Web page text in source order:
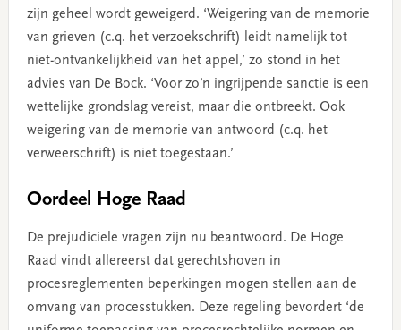
zijn geheel wordt geweigerd. ‘Weigering van de memorie
van grieven (c.q. het verzoekschrift) leidt namelijk tot
niet-ontvankelijkheid van het appel,’ zo stond in het
advies van De Bock. ‘Voor zo’n ingrijpende sanctie is een
wettelijke grondslag vereist, maar die ontbreekt. Ook
weigering van de memorie van antwoord (c.q. het
verweerschrift) is niet toegestaan.’
Oordeel Hoge Raad
De prejudiciële vragen zijn nu beantwoord. De Hoge
Raad vindt allereerst dat gerechtshoven in
procesreglementen beperkingen mogen stellen aan de
omvang van processtukken. Deze regeling bevordert ‘de